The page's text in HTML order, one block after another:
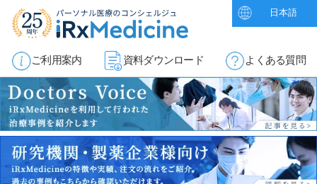
日本語
ご利用案内 資料ダウンロード よくある質問